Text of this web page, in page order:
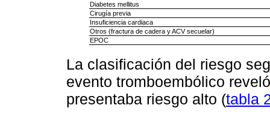
Diabetes mellitus
Cirugía previa
Insuficiencia cardiaca
Otros (fractura de cadera y ACV secuelar)
EPOC
La clasificación del riesgo
evento tromboembólico
presentaba riesgo alto (tabla